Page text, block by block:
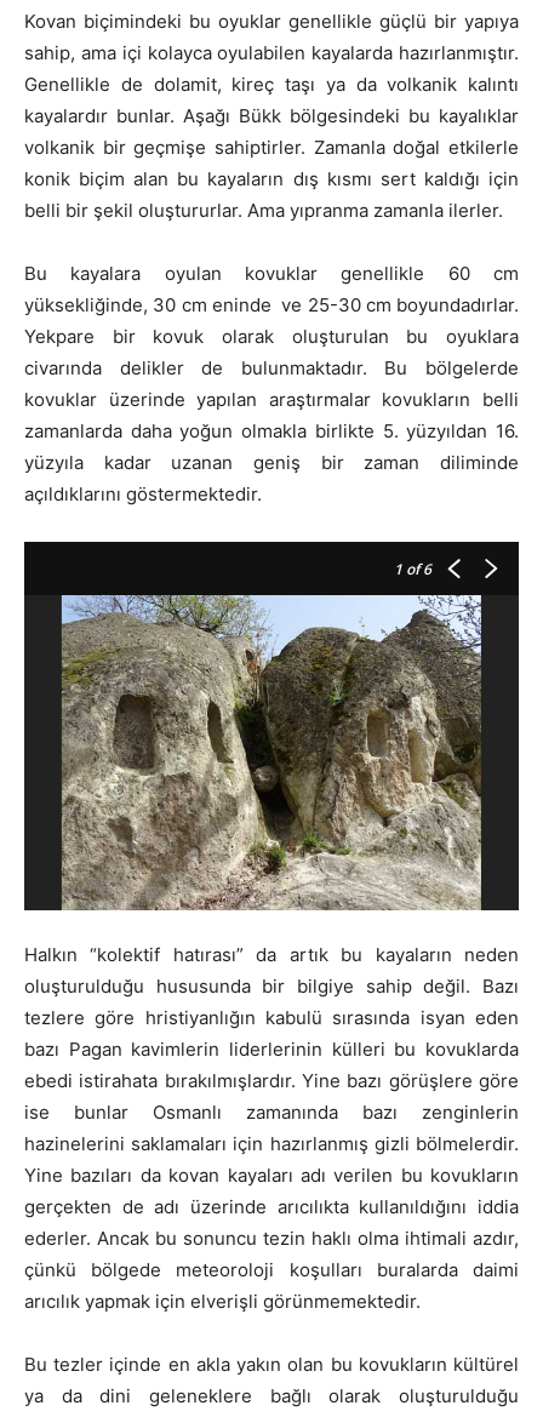
Kovan biçimindeki bu oyuklar genellikle güçlü bir yapıya
sahip, ama içi kolayca oyulabilen kayalarda hazırlanmıştır.
Genellikle de dolamit, kireç taşı ya da volkanik kalıntı
kayalardır bunlar. Aşağı Bükk bölgesindeki bu kayalıklar
volkanik bir geçmişe sahiptirler. Zamanla doğal etkilerle
konik biçim alan bu kayaların dış kısmı sert kaldığı için
belli bir şekil oluştururlar. Ama yıpranma zamanla ilerler.
Bu kayalara oyulan kovuklar genellikle 60 cm
yüksekliğinde, 30 cm eninde ve 25-30 cm boyundadırlar.
Yekpare bir kovuk olarak oluşturulan bu oyuklara
civarında delikler de bulunmaktadır. Bu bölgelerde
kovuklar üzerinde yapılan araştırmalar kovukların belli
zamanlarda daha yoğun olmakla birlikte 5. yüzyıldan 16.
yüzyıla kadar uzanan geniş bir zaman diliminde
açıldıklarını göstermektedir.
1 of 6
Halkın “kolektif hatırası” da artık bu kayaların neden
oluşturulduğu hususunda bir bilgiye sahip değil. Bazı
tezlere göre hristiyanlığın kabulü sırasında isyan eden
bazı Pagan kavimlerin liderlerinin külleri bu kovuklarda
ebedi istirahata bırakılmışlardır. Yine bazı görüşlere göre
ise bunlar Osmanlı zamanında bazı zenginlerin
hazinelerini saklamaları için hazırlanmış gizli bölmelerdir.
Yine bazıları da kovan kayaları adı verilen bu kovukların
gerçekten de adı üzerinde arıcılıkta kullanıldığını iddia
ederler. Ancak bu sonuncu tezin haklı olma ihtimali azdır,
çünkü bölgede meteoroloji koşulları buralarda daimi
arıcılık yapmak için elverişli görünmemektedir.
Bu tezler içinde en akla yakın olan bu kovukların kültürel
ya da dini geleneklere bağlı olarak oluşturulduğu